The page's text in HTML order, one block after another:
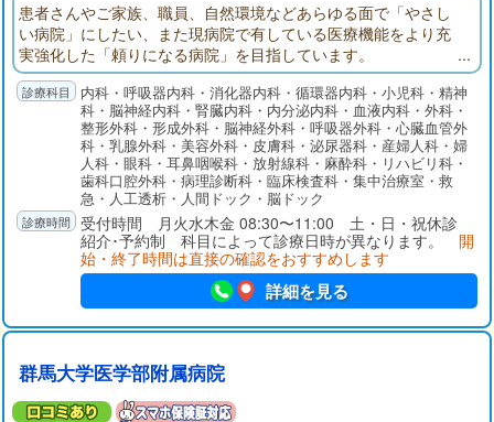
患者さんやご家族、職員、自然環境などあらゆる面で「やさし
い病院」にしたい、また現病院で有している医療機能をより充
実強化した「頼りになる病院」を目指しています。
内科・呼吸器内科・消化器内科・循環器内科・小児科・精神
科・脳神経内科・腎臓内科・内分泌内科・血液内科・外科・
整形外科・形成外科・脳神経外科・呼吸器外科・心臓血管外
科・乳腺外科・美容外科・皮膚科・泌尿器科・産婦人科・婦
人科・眼科・耳鼻咽喉科・放射線科・麻酔科・リハビリ科・
歯科口腔外科・病理診断科・臨床検査科・集中治療室・救
急・人工透析・人間ドック・脳ドック
受付時間 月火水木金 08:30〜11:00 土・日・祝休診
紹介･予約制 科目によって診療日時が異なります。 開
始・終了時間は直接の確認をおすすめします
詳細を見る
群馬大学医学部附属病院